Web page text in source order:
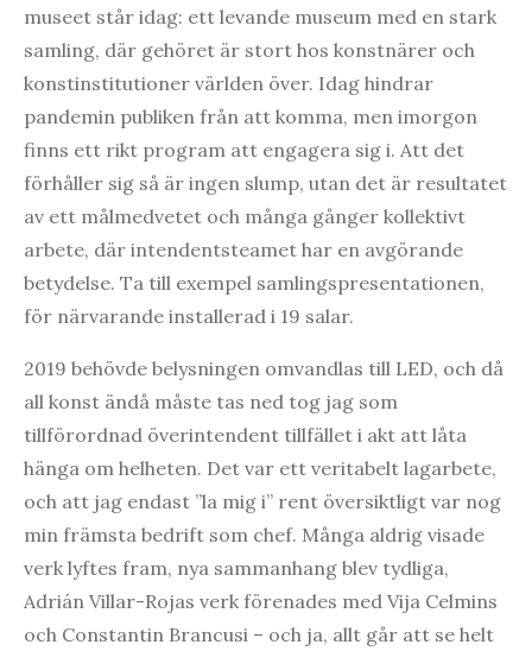
museet står idag: ett levande museum med en stark
samling, där gehöret är stort hos konstnärer och
konstinstitutioner världen över. Idag hindrar
pandemin publiken från att komma, men imorgon
finns ett rikt program att engagera sig i. Att det
förhåller sig så är ingen slump, utan det är resultatet
av ett målmedvetet och många gånger kollektivt
arbete, där intendentsteamet har en avgörande
betydelse. Ta till exempel samlingspresentationen,
för närvarande installerad i 19 salar.
2019 behövde belysningen omvandlas till LED, och då
all konst ändå måste tas ned tog jag som
tillförordnad överintendent tillfället i akt att låta
hänga om helheten. Det var ett veritabelt lagarbete,
och att jag endast ”la mig i” rent översiktligt var nog
min främsta bedrift som chef. Många aldrig visade
verk lyftes fram, nya sammanhang blev tydliga,
Adrián Villar-Rojas verk förenades med Vija Celmins
och Constantin Brancusi – och ja, allt går att se helt